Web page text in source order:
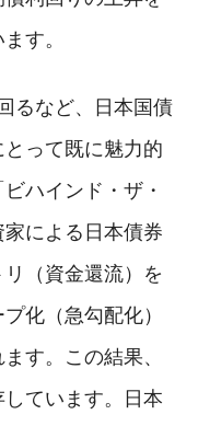
す。
るなど、日本国債
って既に魅力的
ハインド・ザ・
による日本債券
（資金還流）を
化（急勾配化）
す。この結果、
ています。日本